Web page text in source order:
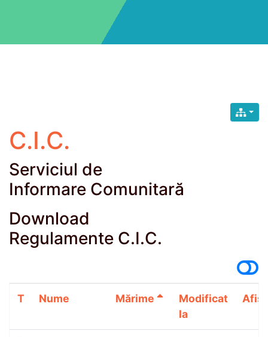
C.I.C.
Serviciul de
Informare Comunitară
Download
Regulamente C.I.C.
T Nume Mărime
Modificat
la